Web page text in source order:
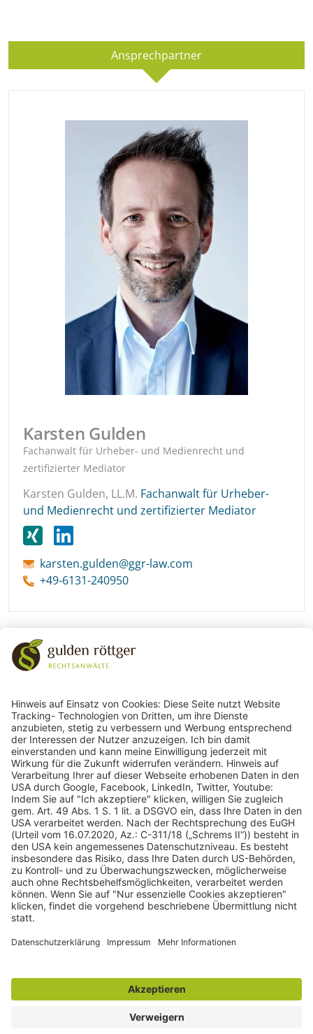
Ansprechpartner
Karsten Gulden
Fachanwalt für Urheber- und Medienrecht und
zertifizierter Mediator
Karsten Gulden, LL.M. Fachanwalt für Urheber-
und Medienrecht und zertifizierter Mediator
karsten.gulden@ggr-law.com
+49-6131-240950
gulden röttger rechtsanwälte
gulden röttger rechtsanwälte
Jean-Pierre-Jungels-Str.10
55126 Mainz
06131 240950
anfrage@ggr-law.com
Kontakt
Datenschutzerklärung
Widerrufsbelehrung